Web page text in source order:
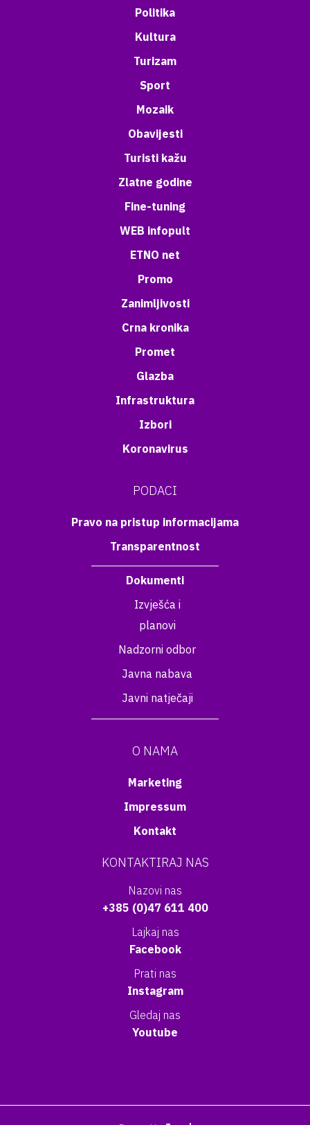
Politika
Kultura
Turizam
Sport
Mozaik
Obavijesti
Turisti kažu
Zlatne godine
Fine-tuning
WEB infopult
ETNO net
Promo
Zanimljivosti
Crna kronika
Promet
Glazba
Infrastruktura
Izbori
Koronavirus
PODACI
Pravo na pristup informacijama
Transparentnost
Dokumenti
Izvješća i
planovi
Nadzorni odbor
Javna nabava
Javni natječaji
O NAMA
Marketing
Impressum
Kontakt
KONTAKTIRAJ NAS
Nazovi nas
+385 (0)47 611 400
Lajkaj nas
Facebook
Prati nas
Instagram
Gledaj nas
Youtube